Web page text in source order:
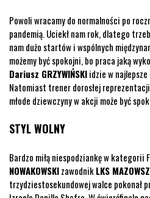
Powoli wracamy do normalności po
pandemią. Uciekł nam rok, dlatego
nam dużo startów i wspólnych
możemy być spokojni, bo praca jaką
Dariusz GRZYWIŃSKIidzie w
Natomiast trener dorosłej reprezentacji
młode dziewczyny w akcji może być
STYL WOLNY
Bardzo miłą niespodziankę w kategorii
NOWAKOWSKIzawodnikLKS
trzydziestosekundowej walce pokonał